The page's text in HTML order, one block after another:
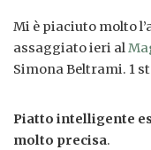
Mi è piaciuto molto
assaggiato ieri al
Simona Beltrami. 1
Piatto intelligente
molto precisa.